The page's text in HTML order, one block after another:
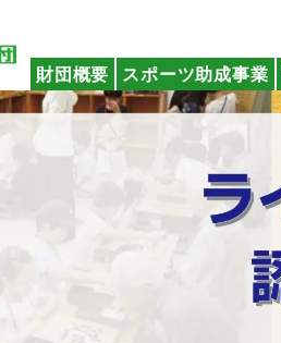
財団概要 スポーツ助成事業